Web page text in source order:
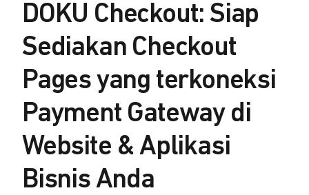
DOKU Checkout: Siap
Sediakan Checkout
Pages yang terkoneksi
Payment Gateway di
Website & Aplikasi
Bisnis Anda